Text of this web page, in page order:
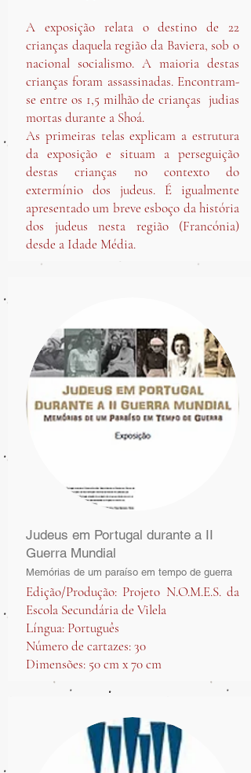
A exposição relata o destino de 22
crianças daquela região da Baviera, sob o
nacional socialismo. A maioria destas
crianças foram assassinadas. Encontram-
se entre os 1,5 milhão de crianças judias
mortas durante a Shoá.
As primeiras telas explicam a estrutura
da exposição e situam a perseguição
destas crianças no contexto do
extermínio dos judeus. É igualmente
apresentado um breve esboço da história
dos judeus nesta região (Francónia)
desde a Idade Média.
Judeus em Portugal durante a II
Guerra Mundial
Memórias de um paraíso em tempo de guerra
Edição/Produção: Projeto N.O.M.E.S. da
Escola Secundária de Vilela
Língua: Português
Número de cartazes: 30
Dimensões: 50 cm x 70 cm